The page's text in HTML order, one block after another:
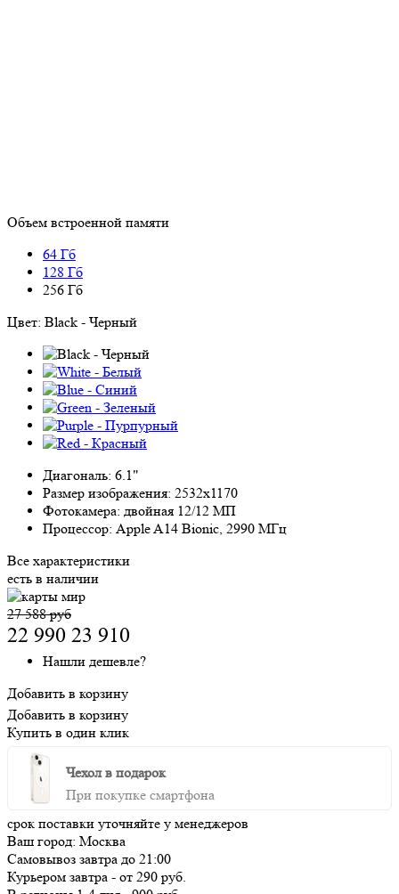
Объем встроенной памяти
64 Гб
128 Гб
256 Гб
Цвет: Black - Черный
Диагональ: 6.1"
Размер изображения: 2532x1170
Фотокамера: двойная 12/12 МП
Процессор: Apple A14 Bionic, 2990 МГц
Все характеристики
есть в наличии
27 588 руб
22 990 23 910
Нашли дешевле?
Добавить в корзину
Добавить в корзину
Купить в один клик
Чехол в подарок
При покупке смартфона
срок поставки уточняйте у менеджеров
Ваш город: Москва
Самовывоз завтра до 21:00
Курьером завтра - от 290 руб.